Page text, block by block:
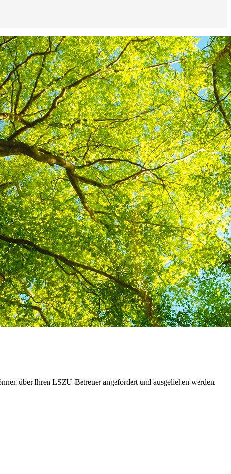
über Ihren LSZU-Betreuer angefordert und ausgeliehen werden.